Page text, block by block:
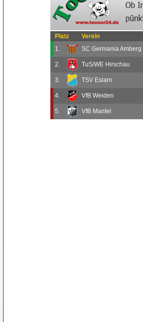
Platz Verein
1.
SC Germania Amberg II
2. TuS/WE Hirschau
3. TSV Eslarn
4. VfB Weiden
5. VfB Mantel